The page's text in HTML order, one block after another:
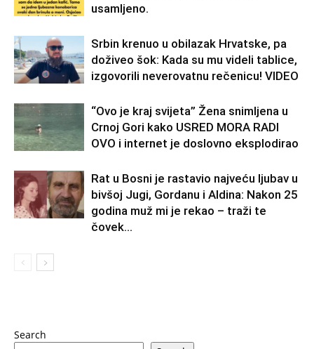
usamljeno.
Srbin krenuo u obilazak Hrvatske, pa
doživeo šok: Kada su mu videli tablice,
izgovorili neverovatnu rečenicu! VIDEO
“Ovo je kraj svijeta” Žena snimljena u
Crnoj Gori kako USRED MORA RADI
OVO i internet je doslovno eksplodirao
Rat u Bosni je rastavio najveću ljubav u
bivšoj Jugi, Gordanu i Aldina: Nakon 25
godina muž mi je rekao – traži te
čovek...
Search